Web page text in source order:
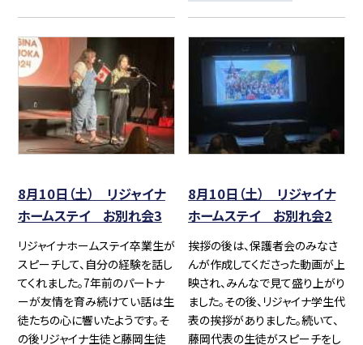
8月10日（土） リジャイナ
ホームステイ お別れ会3
リジャイナホームステイ卒業生が
スピーチして、自分の経験を話し
てくれました。7年前のパートナ
ーが友情を育み続けてい話は生
徒たちの心に響いたようです。そ
の後リジャイナ生徒と藤岡生徒
8月10日（土） リジャイナ
ホームステイ お別れ会2
挨拶の後は、保護者会のみなさ
んが作成してくださった動画が上
映され、みんなで見て盛り上がり
ました。その後、リジャイナ学生代
表の挨拶がありました。続いて、
藤岡代表の生徒がスピーチをし